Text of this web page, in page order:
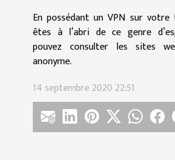
En possédant un VPN sur votre
êtes à l’abri de ce genre
pouvez consulter les sites
anonyme.
14 septembre 2020 22:51